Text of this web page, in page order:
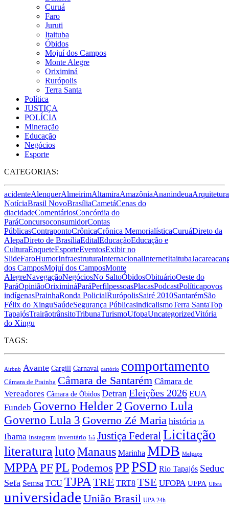
Curuá
Faro
Juruti
Itaituba
Óbidos
Mojuí dos Campos
Monte Alegre
Oriximiná
Rurópolis
Terra Santa
Política
JUSTIÇA
POLÍCIA
Mineração
Educação
Negócios
Esporte
CATEGORIAS:
acidenteAlenquerAlmeirimAltamiraAmazôniaAnanindeuaArquitetura
NotíciaBrasil NovoBrasíliaCametáCenas do
diacidadeComentáriosConcórdia do
ParáConcursoconsumidorContas
PúblicasContrapontoCrônicaCrônica MemorialísticaCuruáDireto da
AlepaDireto de BrasíliaEditalEducaçãoEducação e
CulturaEnqueteEsporteEventosExibir no
SlideFaroHumorInfraestruturaInternacionalInternetItaituba
dos CamposMojuí dos CamposMonte
AlegreNavegaçãoNegóciosNo SaltoÓbidosObituárioOeste do
ParáOpiniãoOriximináParáPerfilpessoasPlacasPodcastPolíticapovos
indígenasPrainhaRonda PolicialRurópolisSairé 2010SantarémSão
Félix do XinguSaúdeSegurança PúblicasindicalismoTerra SantaTop
TapajósTrairãotrânsitoTribunaTurismoUfopaUncategorizedVitória
do Xingu
TAGS:
Airbnb Avante Cargill Carnaval cartório comportamento
Câmara de Prainha Câmara de Santarém Câmara de
Vereadores Câmara de Óbidos Detran Eleições 2026 EUA
Fundeb Governo Helder 2 Governo Lula
Governo Lula 3 Governo Zé Maria história IA
Ibama Instagram Inventário Irã Justiça FederalLicitação
literaturalutoManaus Marinha MDB Melgaço
MPPAPFPL Podemos PPPSD Rio Tapajós Seduc
Sefa Semsa TCU TJPA TRE TRT8 TSE UFOPA UFPA Ulbra
universidade União Brasil UPA 24h